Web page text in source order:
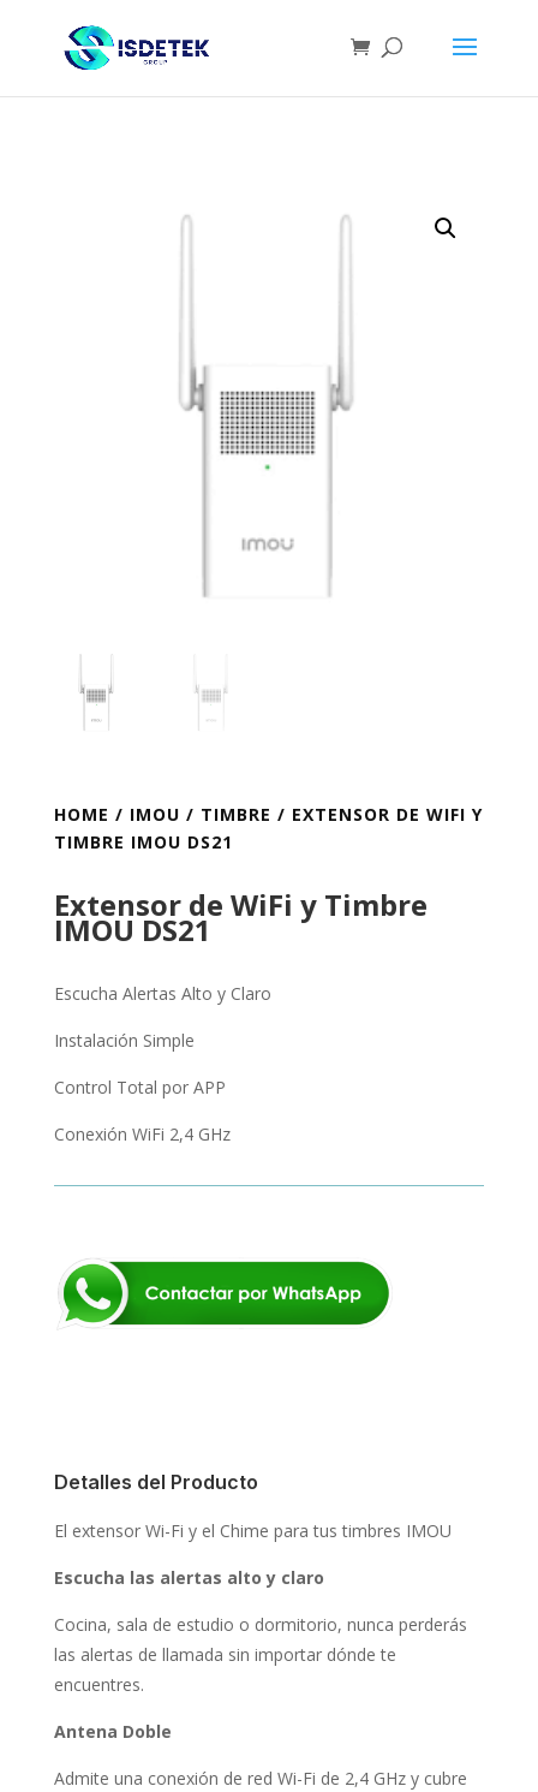
HOME / IMOU / TIMBRE / EXTENSOR DE WIFI Y
TIMBRE IMOU DS21
Extensor de WiFi y Timbre
IMOU DS21
Escucha Alertas Alto y Claro
Instalación Simple
Control Total por APP
Conexión WiFi 2,4 GHz
Detalles del Producto
El extensor Wi-Fi y el Chime para tus timbres IMOU
Escucha las alertas alto y claro
Cocina, sala de estudio o dormitorio, nunca perderás
las alertas de llamada sin importar dónde te
encuentres.
Antena Doble
Admite una conexión de red Wi-Fi de 2,4 GHz y cubre